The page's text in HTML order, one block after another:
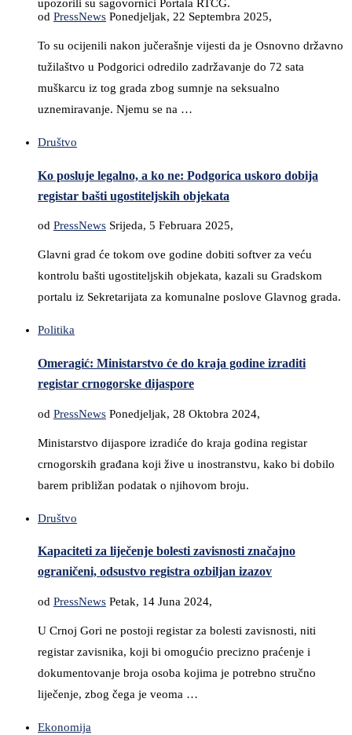
upozorili su sagovornici Portala RTCG.
od PressNews Ponedjeljak, 22 Septembra 2025,
To su ocijenili nakon jučerašnje vijesti da je Osnovno državno
tužilaštvo u Podgorici odredilo zadržavanje do 72 sata
muškarcu iz tog grada zbog sumnje na seksualno
uznemiravanje. Njemu se na …
Društvo
Ko posluje legalno, a ko ne: Podgorica uskoro dobija
registar bašti ugostiteljskih objekata
od PressNews Srijeda, 5 Februara 2025,
Glavni grad će tokom ove godine dobiti softver za veću
kontrolu bašti ugostiteljskih objekata, kazali su Gradskom
portalu iz Sekretarijata za komunalne poslove Glavnog grada.
Politika
Omeragić: Ministarstvo će do kraja godine izraditi
registar crnogorske dijaspore
od PressNews Ponedjeljak, 28 Oktobra 2024,
Ministarstvo dijaspore izradiće do kraja godina registar
crnogorskih građana koji žive u inostranstvu, kako bi dobilo
barem približan podatak o njihovom broju.
Društvo
Kapaciteti za liječenje bolesti zavisnosti značajno
ograničeni, odsustvo registra ozbiljan izazov
od PressNews Petak, 14 Juna 2024,
U Crnoj Gori ne postoji registar za bolesti zavisnosti, niti
registar zavisnika, koji bi omogućio precizno praćenje i
dokumentovanje broja osoba kojima je potrebno stručno
liječenje, zbog čega je veoma …
Ekonomija